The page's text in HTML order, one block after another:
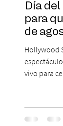
Día
para
de
Hollywood
vivo para
musical
Día del